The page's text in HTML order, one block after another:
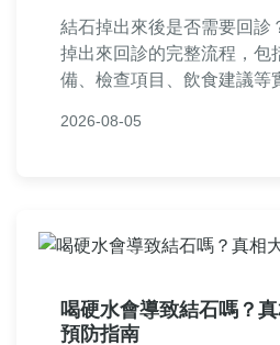
結石掉出來後是否需要回診
掉出來回診的完整流程，包
備、檢查項目、飲食建議等
問，讓回診更安心。
2026-08-05
喝硬水會導致結石嗎？
預防指南